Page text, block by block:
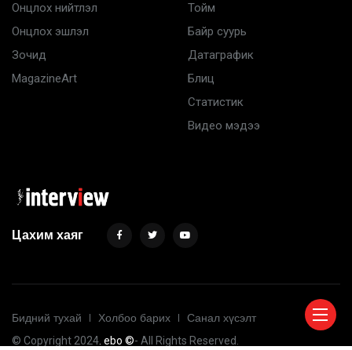
Онцлох нийтлэл
Онцлох эшлэл
Зочид
MagazineArt
Тойм
Байр суурь
Датаграфик
Блиц
Статистик
Видео мэдээ
Цахим хаяг
Бидний тухай Холбоо барих
Санал хүсэлт
© Copyright 2024 . ebo ©- All Rights Reserved.